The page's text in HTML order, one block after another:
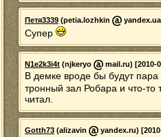
Петя3339 (petia.lozhkin
Супер
N1e2k3i4t (njkeryo mail.ru) [2010-
В демке вроде бы будут
тронный зал Робара и что-
читал.
Gotth73 (alizavin yandex.ru)